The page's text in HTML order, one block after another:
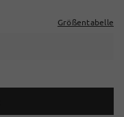
Größentabelle